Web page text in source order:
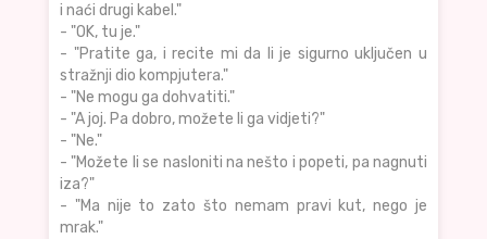
i naći drugi kabel."
- "OK, tu je."
- "Pratite ga, i recite mi da li je sigurno uključen u
stražnji dio kompjutera."
- "Ne mogu ga dohvatiti."
- "A joj. Pa dobro, možete li ga vidjeti?"
- "Ne."
- "Možete li se nasloniti na nešto i popeti, pa nagnuti
iza?"
- "Ma nije to zato što nemam pravi kut, nego je
mrak."